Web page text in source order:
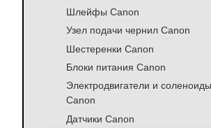
Шлейфы Canon
Узел подачи чернил Canon
Шестеренки Canon
Блоки питания Canon
Электродвигатели и соленоиды
Canon
Датчики Canon